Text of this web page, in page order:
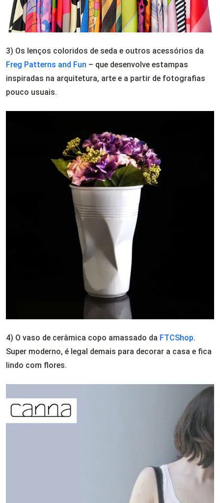
3) Os lenços coloridos de seda e outros acessórios da
Freg Patterns and Fun – que desenvolve estampas
inspiradas na arquitetura, arte e a partir de fotografias
pouco usuais.
4) O vaso de cerâmica copo amassado da FTCShop.
Super moderno, é legal demais para decorar a casa e fica
lindo com flores.